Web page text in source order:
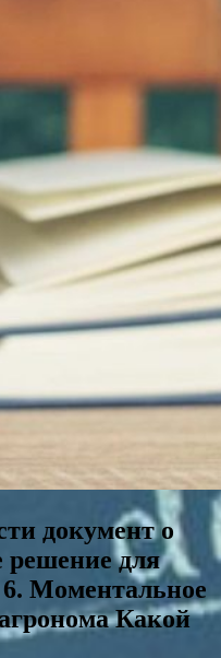
документ о
решение для
Моментальное
Какой